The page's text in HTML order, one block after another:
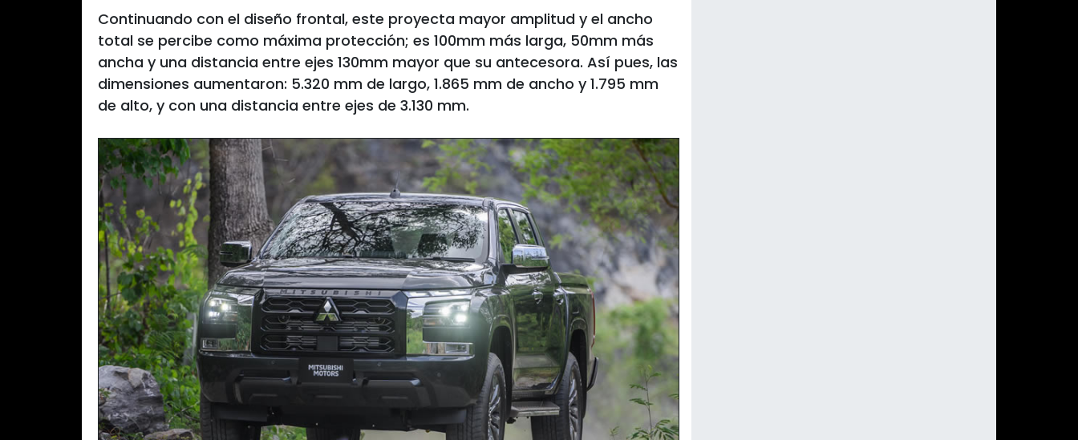
Continuando con el diseño frontal, este proyecta mayor amplitud y el ancho
total se percibe como máxima protección; es 100mm más larga, 50mm más
ancha y una distancia entre ejes 130mm mayor que su antecesora. Así pues, las
dimensiones aumentaron: 5.320 mm de largo, 1.865 mm de ancho y 1.795 mm
de alto, y con una distancia entre ejes de 3.130 mm.